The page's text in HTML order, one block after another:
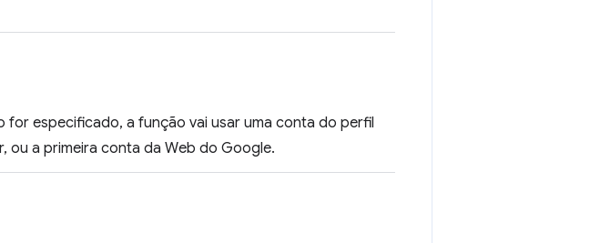
especificado, a função vai usar uma conta do perfil
ou a primeira conta da Web do Google.